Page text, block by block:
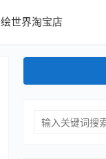
绘世界淘宝店